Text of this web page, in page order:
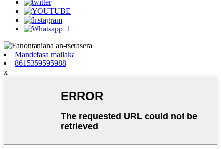
Mandefasa mailaka
8615359595988
x